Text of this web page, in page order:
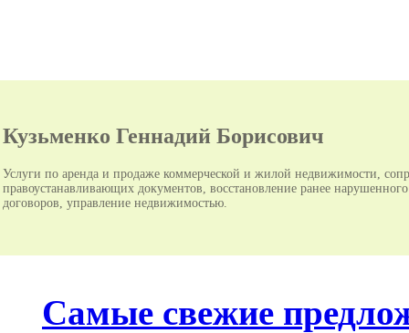
Кузьменко Геннадий Борисович
Услуги по аренда и продаже коммерческой и жилой недвижимости,
правоустанавливающих документов, восстановление ранее нарушенного
договоров, управление недвижимостью.
Самые свежие